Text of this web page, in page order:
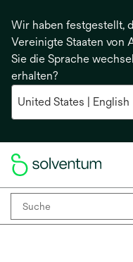
Wir haben festgestellt,
Vereinigte Staaten von
Sie die Sprache
erhalten?